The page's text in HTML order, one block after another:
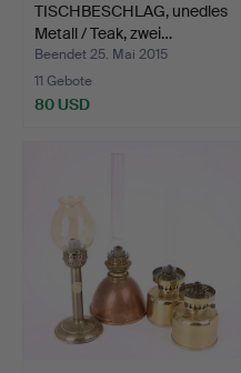
TISCHBESCHLAG, unedles
Metall / Teak, zwei…
Beendet 25. Mai 2015
11 Gebote
80 USD